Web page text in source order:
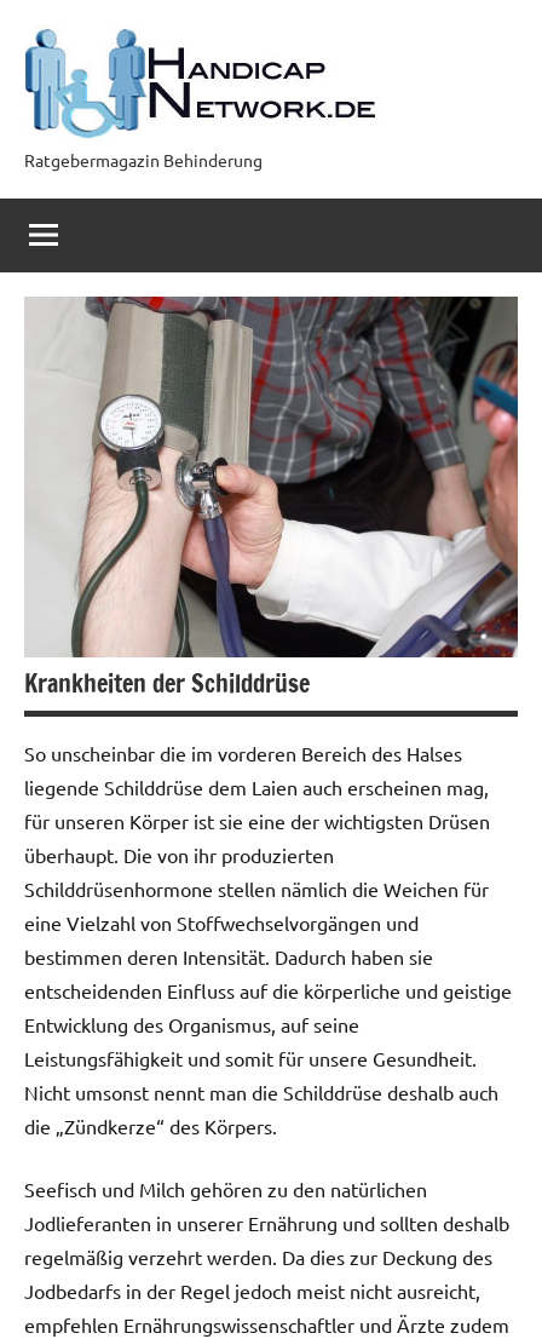
Inhalt
springen
Ratgebermagazin Behinderung
Krankheiten der Schilddrüse
So unscheinbar die im vorderen Bereich des Halses
liegende Schilddrüse dem Laien auch erscheinen mag,
für unseren Körper ist sie eine der wichtigsten Drüsen
überhaupt. Die von ihr produzierten
Schilddrüsenhormone stellen nämlich die Weichen für
eine Vielzahl von Stoffwechselvorgängen und
bestimmen deren Intensität. Dadurch haben sie
entscheidenden Einfluss auf die körperliche und geistige
Entwicklung des Organismus, auf seine
Leistungsfähigkeit und somit für unsere Gesundheit.
Nicht umsonst nennt man die Schilddrüse deshalb auch
die „Zündkerze“ des Körpers.
Seefisch und Milch gehören zu den natürlichen
Jodlieferanten in unserer Ernährung und sollten deshalb
regelmäßig verzehrt werden. Da dies zur Deckung des
Jodbedarfs in der Regel jedoch meist nicht ausreicht,
empfehlen Ernährungswissenschaftler und Ärzte zudem